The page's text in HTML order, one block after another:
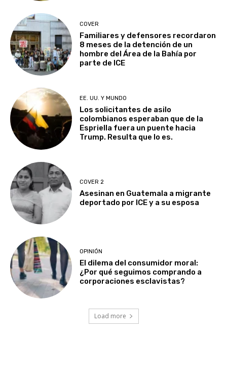
COVER
Familiares y defensores recordaron
8 meses de la detención de un
hombre del Área de la Bahía por
parte de ICE
EE. UU. Y MUNDO
Los solicitantes de asilo
colombianos esperaban que de la
Espriella fuera un puente hacia
Trump. Resulta que lo es.
COVER 2
Asesinan en Guatemala a migrante
deportado por ICE y a su esposa
OPINIÓN
El dilema del consumidor moral:
¿Por qué seguimos comprando a
corporaciones esclavistas?
Load more